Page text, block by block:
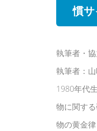
慣
執筆者・
執筆者：
1980年代
物に関す
物の黄金